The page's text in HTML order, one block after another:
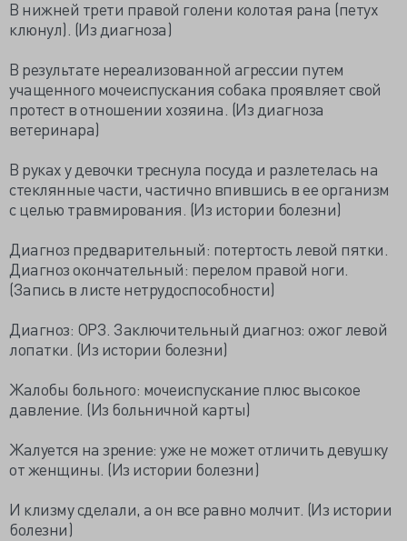
В нижней трети правой голени колотая рана (петух
клюнул). (Из диагноза)
В результате нереализованной агрессии путем
учащенного мочеиспускания собака проявляет свой
протест в отношении хозяина. (Из диагноза
ветеринара)
В руках у девочки треснула посуда и разлетелась на
стеклянные части, частично впившись в ее организм
с целью травмирования. (Из истории болезни)
Диагноз предварительный: потертость левой пятки.
Диагноз окончательный: перелом правой ноги.
(Запись в листе нетрудоспособности)
Диагноз: ОРЗ. Заключительный диагноз: ожог левой
лопатки. (Из истории болезни)
Жалобы больного: мочеиспускание плюс высокое
давление. (Из больничной карты)
Жалуется на зрение: уже не может отличить девушку
от женщины. (Из истории болезни)
И клизму сделали, а он все равно молчит. (Из истории
болезни)